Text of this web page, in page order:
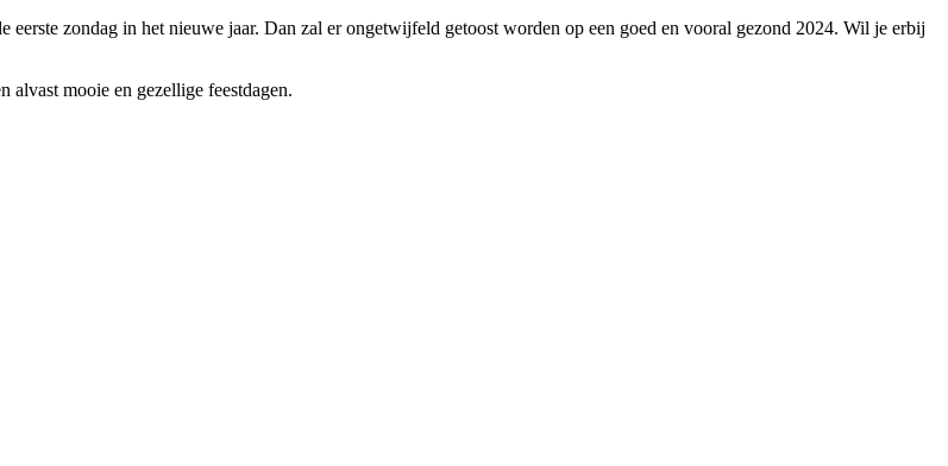
eerste zondag in het nieuwe jaar. Dan zal er ongetwijfeld getoost worden op een goed en vooral gezond 2024. Wil je erbij
mooie en gezellige feestdagen.